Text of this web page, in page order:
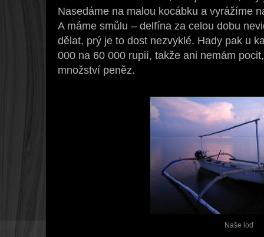
Nasedáme na malou kocábku a vyrážíme
A máme smůlu – delfína za celou dobu
dělat, prý je to dost nezvyklé. Hady pak u
000 na 60 000 rupií, takže ani nemám
množství peněz.
Naše loď